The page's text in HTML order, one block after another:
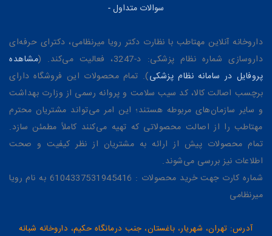
سوالات متداول-
داروخانه آنلاین مهتاطب با نظارت دکتر رویا میرنظامی، دکترای حرفه‌ای
داروسازی شماره نظام پزشکی: د-3247، فعالیت می‌کند. (
مشاهده
پروفایل در سامانه نظام پزشکی). تمام محصولات این فروشگاه دارای
برچسب اصالت کالا، کد سیب سلامت و پروانه رسمی از وزارت بهداشت
و سایر سازمان‌های مربوطه هستند؛ این امر می‌تواند مشتریان محترم
مهتاطب را از اصالت محصولاتی که تهیه می‌کنند کاملاً مطمئن سازد.
تمام محصولات پیش از ارائه به مشتریان از نظر کیفیت و صحت
اطلاعات نیز بررسی می‌شوند.
شماره کارت جهت خرید محصولات : 6104337531945416 به نام رویا
میرنظامی
آدرس: تهران، شهریار، باغستان، جنب درمانگاه حکیم، داروخانه شبانه